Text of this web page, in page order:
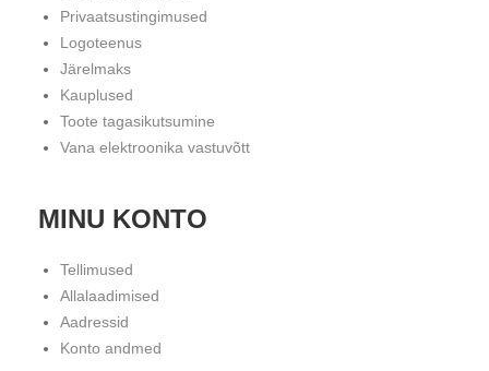
Privaatsustingimused
Logoteenus
Järelmaks
Kauplused
Toote tagasikutsumine
Vana elektroonika vastuvõtt
MINU KONTO
Tellimused
Allalaadimised
Aadressid
Konto andmed